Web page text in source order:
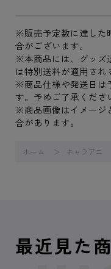
※販売予定数に達した
合がございます。
※本商品には、グッズ
は特別送料が適用され
※商品仕様や発送日は
す。予めご了承くださ
※商品画像はイメージ
合があります。
ホーム キャラアニ
最近見た